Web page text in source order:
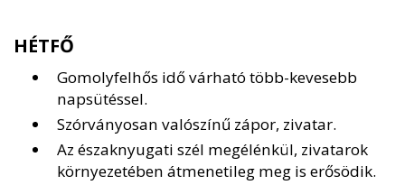
HÉTFŐ
Gomolyfelhős idő várható több-kevesebb
napsütéssel.
Szórványosan valószínű zápor, zivatar.
Az északnyugati szél megélénkül, zivatarok
környezetében átmenetileg meg is erősödik.